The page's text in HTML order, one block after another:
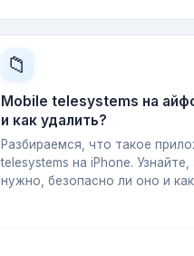
📁
Mobile telesystems на
и как удалить?
Разбираемся, что такое
telesystems на iPhone.
нужно, безопасно ли оно и